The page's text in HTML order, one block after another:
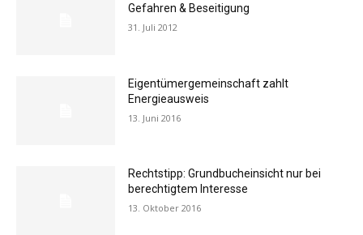
Gefahren & Beseitigung
31. Juli 2012
Eigentümergemeinschaft zahlt
Energieausweis
13. Juni 2016
Rechtstipp: Grundbucheinsicht nur bei
berechtigtem Interesse
13. Oktober 2016